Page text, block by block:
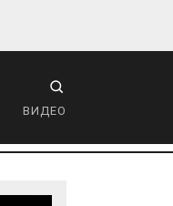
ВИДЕО